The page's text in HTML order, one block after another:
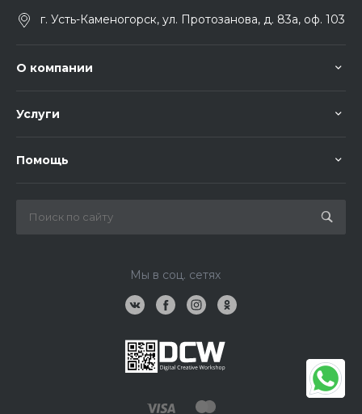
г. Усть-Каменогорск, ул. Протозанова, д. 83а, оф. 103
О компании
Услуги
Помощь
Мы в соц. сетях